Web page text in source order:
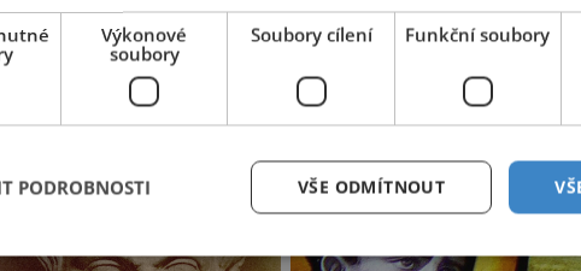
(asi 1210–1276) vyšle na koncil do francouzského Lyonu.
Tomášovi navždy zmaří jedna proklatá větev.
Výkonové
soubory
Soubory cílení Funkční soubory
VŠE ODMÍTNOUT
PODROBNOSTI